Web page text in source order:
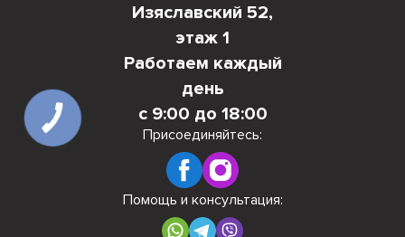
Изяславский 52,
этаж 1
Работаем каждый
день
с 9:00 до 18:00
Присоединяйтесь:
Помощь и консультация:
КНОПКА
СВЯЗИ